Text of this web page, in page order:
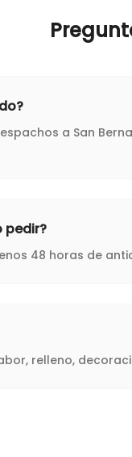
a San
pedir?
48 horas de
relleno,